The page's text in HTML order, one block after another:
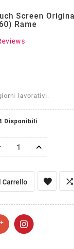
Screen
Rame
lavorativi.
Disponibili
Carrello  